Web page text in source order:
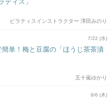
ピラティスインストラクター 澤田みのり
7/22 (水)
単！梅と豆腐の「ほうじ茶茶漬
五十嵐ゆかり
8/6 (木)